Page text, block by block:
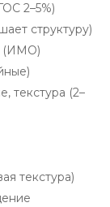
2–5%)
структуру)
(ИМО)
текстура (2–
текстура)